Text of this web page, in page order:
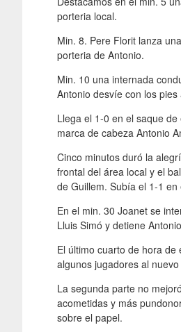
porteria local.
Min. 8. Pere Florit lanza
porteria de Antonio.
Min. 10 una internada
Antonio desvíe con los pies
Llega el 1-0 en el saque
marca de cabeza Antonio
Cinco minutos duró la
frontal del área local y el
de Guillem. Subía el 1-1 en
En el min. 30 Joanet se
Lluis Simó y detiene
El último cuarto de hora
algunos jugadores al
La segunda parte no
acometidas y más
sobre el papel.